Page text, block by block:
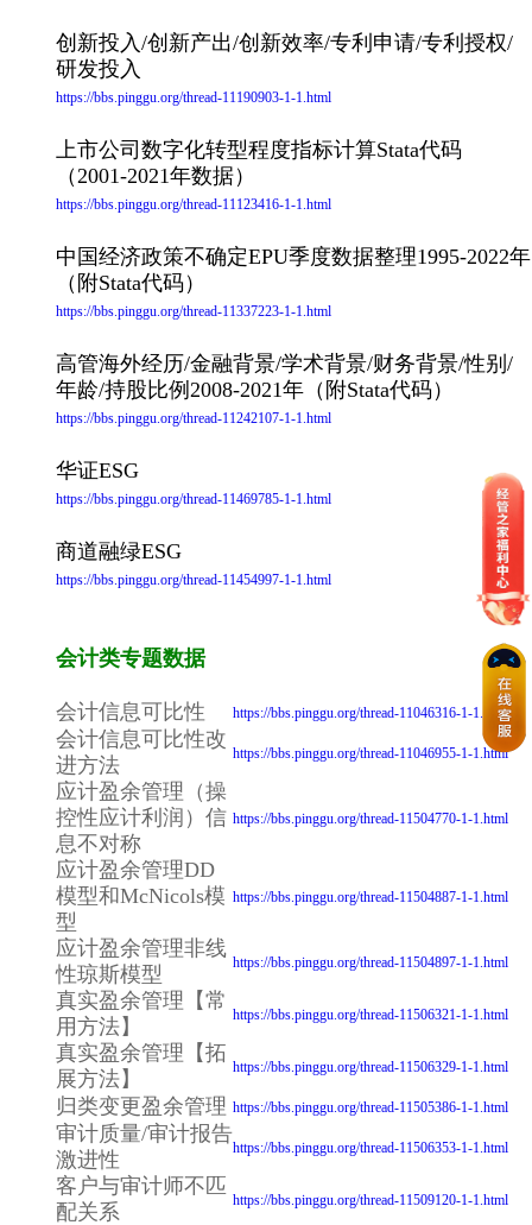
创新投入/创新产出/创新效率/专利申请/专利授权/
研发投入
https://bbs.pinggu.org/thread-11190903-1-1.html
上市公司数字化转型程度指标计算Stata代码
（2001-2021年数据）
https://bbs.pinggu.org/thread-11123416-1-1.html
中国经济政策不确定EPU季度数据整理1995-2022年
（附Stata代码）
https://bbs.pinggu.org/thread-11337223-1-1.html
高管海外经历/金融背景/学术背景/财务背景/性别/
年龄/持股比例2008-2021年（附Stata代码）
https://bbs.pinggu.org/thread-11242107-1-1.html
华证ESG
https://bbs.pinggu.org/thread-11469785-1-1.html
商道融绿ESG
https://bbs.pinggu.org/thread-11454997-1-1.html
会计类专题数据
会计信息可比性 https://bbs.pinggu.org/thread-11046316-1-1.html
会计信息可比性改
进方法
https://bbs.pinggu.org/thread-11046955-1-1.html
应计盈余管理（操
控性应计利润）信
息不对称
https://bbs.pinggu.org/thread-11504770-1-1.html
应计盈余管理DD
模型和McNicols模
型
https://bbs.pinggu.org/thread-11504887-1-1.html
应计盈余管理非线
性琼斯模型
https://bbs.pinggu.org/thread-11504897-1-1.html
真实盈余管理【常
用方法】
https://bbs.pinggu.org/thread-11506321-1-1.html
真实盈余管理【拓
展方法】
https://bbs.pinggu.org/thread-11506329-1-1.html
归类变更盈余管理 https://bbs.pinggu.org/thread-11505386-1-1.html
审计质量/审计报告
激进性
https://bbs.pinggu.org/thread-11506353-1-1.html
客户与审计师不匹
配关系
https://bbs.pinggu.org/thread-11509120-1-1.html